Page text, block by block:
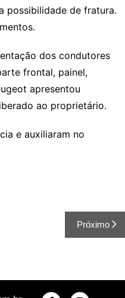
possibilidade de fratura.
dos condutores
frontal, painel,
apresentou
ao proprietário.
e auxiliaram no
Próximo